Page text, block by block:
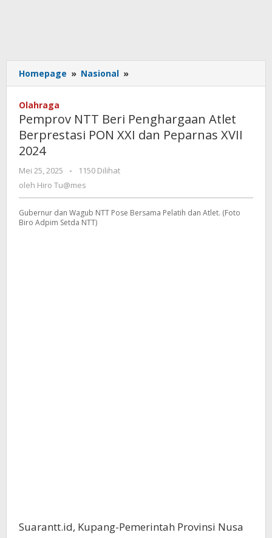
Homepage » Nasional »
NTT
Atlet
Berprestasi
XVII
2024
Olahraga
Pemprov NTT Beri Penghargaan Atlet
Berprestasi PON XXI dan Peparnas XVII
2024
Mei 25, 2025
oleh
Hiro
-
1150 Dilihat
oleh Hiro Tu@mes
Gubernur dan Wagub NTT Pose Bersama Pelatih dan Atlet. (Foto
Biro Adpim Setda NTT)
Suarantt.id, Kupang-Pemerintah Provinsi Nusa